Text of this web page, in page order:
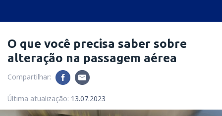
O que você precisa saber sobre
alteração na passagem aérea
Compartilhar:
Última atualização: 13.07.2023